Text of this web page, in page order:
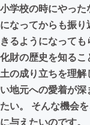
まちづ
CAMPFIRE
小学校の時にやった
になってからも振
きるようになって
化財の歴史を知るこ
土の成り立ちを理解
い地元への愛着が
たい。 そんな機会
に与えたいのです。